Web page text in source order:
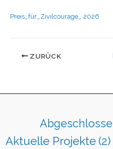
Preis_für_Zivilcourage_ 2026
ZURÜCK
Aktuelle Projekte (2)